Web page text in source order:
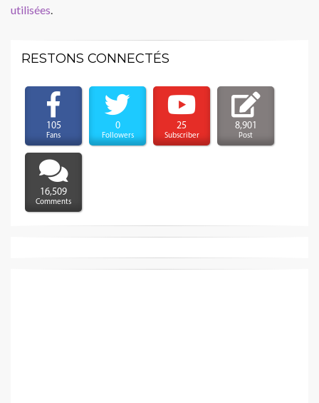
utilisées.
RESTONS CONNECTÉS
105
Fans
0
Followers
25
Subscriber
8,901
Post
16,509
Comments